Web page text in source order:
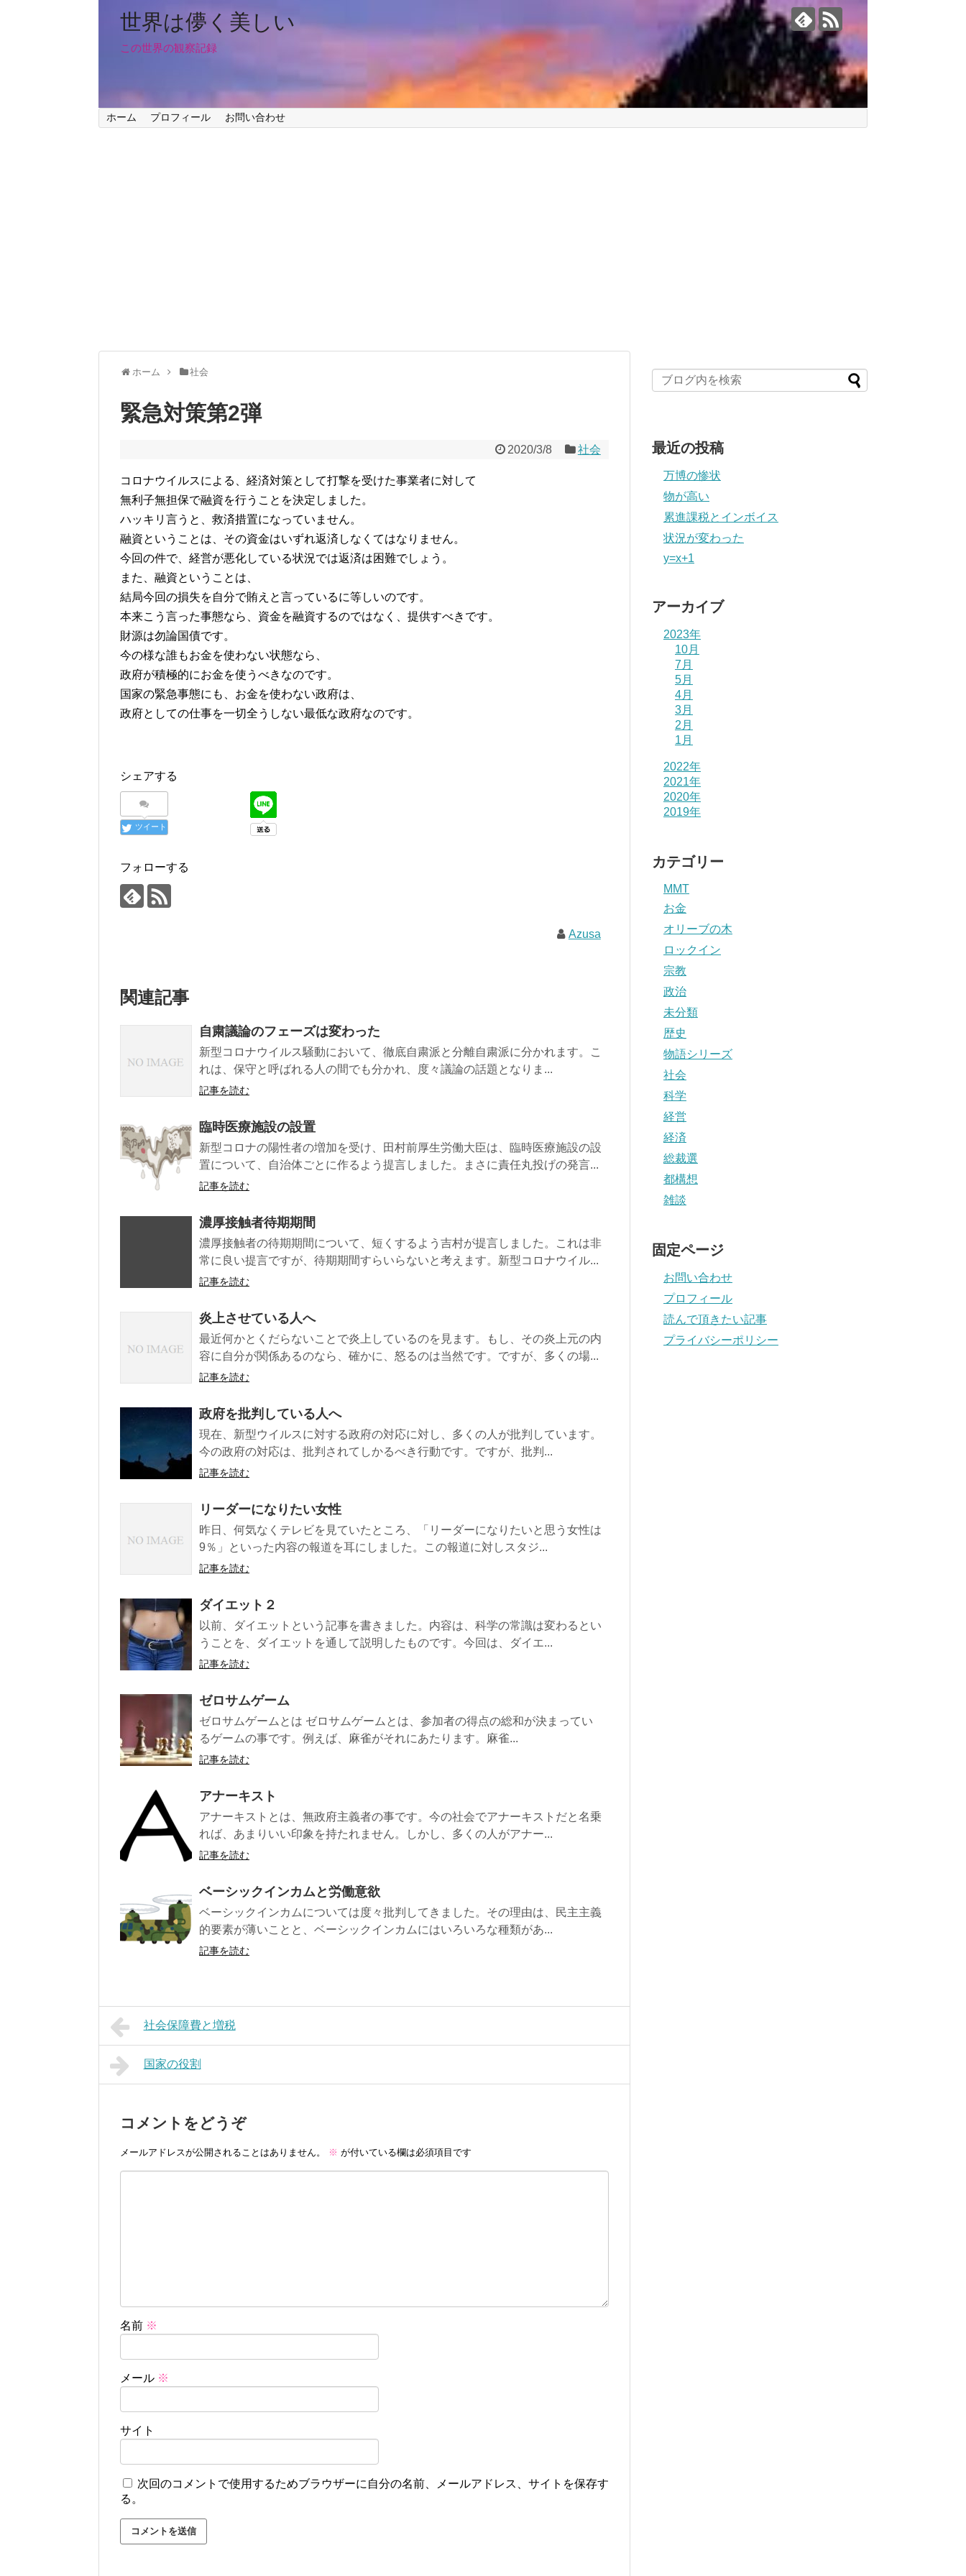
世界は儚く美しい
この世界の観察記録
ホーム プロフィール お問い合わせ
ホーム 社会
緊急対策第2弾
2020/3/8 社会
コロナウイルスによる、経済対策として打撃を受けた事業者に対して
無利子無担保で融資を行うことを決定しました。
ハッキリ言うと、救済措置になっていません。
融資ということは、その資金はいずれ返済しなくてはなりません。
今回の件で、経営が悪化している状況では返済は困難でしょう。
また、融資ということは、
結局今回の損失を自分で賄えと言っているに等しいのです。
本来こう言った事態なら、資金を融資するのではなく、提供すべきです。
財源は勿論国債です。
今の様な誰もお金を使わない状態なら、
政府が積極的にお金を使うべきなのです。
国家の緊急事態にも、お金を使わない政府は、
政府としての仕事を一切全うしない最低な政府なのです。
シェアする
ツイート
フォローする
Azusa
関連記事
自粛議論のフェーズは変わった
新型コロナウイルス騒動において、徹底自粛派と分離自粛派に分かれます。こ
れは、保守と呼ばれる人の間でも分かれ、度々議論の話題となりま...
記事を読む
臨時医療施設の設置
新型コロナの陽性者の増加を受け、田村前厚生労働大臣は、臨時医療施設の設
置について、自治体ごとに作るよう提言しました。まさに責任丸投げの発言...
記事を読む
濃厚接触者待期期間
濃厚接触者の待期期間について、短くするよう吉村が提言しました。これは非
常に良い提言ですが、待期期間すらいらないと考えます。新型コロナウイル...
記事を読む
炎上させている人へ
最近何かとくだらないことで炎上しているのを見ます。もし、その炎上元の内
容に自分が関係あるのなら、確かに、怒るのは当然です。ですが、多くの場...
記事を読む
政府を批判している人へ
現在、新型ウイルスに対する政府の対応に対し、多くの人が批判しています。
今の政府の対応は、批判されてしかるべき行動です。ですが、批判...
記事を読む
リーダーになりたい女性
昨日、何気なくテレビを見ていたところ、「リーダーになりたいと思う女性は
9％」といった内容の報道を耳にしました。この報道に対しスタジ...
記事を読む
ダイエット２
以前、ダイエットという記事を書きました。内容は、科学の常識は変わるとい
うことを、ダイエットを通して説明したものです。今回は、ダイエ...
記事を読む
ゼロサムゲーム
ゼロサムゲームとは ゼロサムゲームとは、参加者の得点の総和が決まってい
るゲームの事です。例えば、麻雀がそれにあたります。麻雀...
記事を読む
アナーキスト
アナーキストとは、無政府主義者の事です。今の社会でアナーキストだと名乗
れば、あまりいい印象を持たれません。しかし、多くの人がアナー...
記事を読む
ベーシックインカムと労働意欲
ベーシックインカムについては度々批判してきました。その理由は、民主主義
的要素が薄いことと、ベーシックインカムにはいろいろな種類があ...
記事を読む
社会保障費と増税
国家の役割
コメントをどうぞ
メールアドレスが公開されることはありません。 ※ が付いている欄は必須項目です
名前 ※
メール ※
サイト
次回のコメントで使用するためブラウザーに自分の名前、メールアドレス、サイトを保存す
る。
最近の投稿
万博の惨状
物が高い
累進課税とインボイス
状況が変わった
y=x+1
アーカイブ
2023年
10月
7月
5月
4月
3月
2月
1月
2022年
2021年
2020年
2019年
カテゴリー
MMT
お金
オリーブの木
ロックイン
宗教
政治
未分類
歴史
物語シリーズ
社会
科学
経営
経済
総裁選
都構想
雑談
固定ページ
お問い合わせ
プロフィール
読んで頂きたい記事
プライバシーポリシー